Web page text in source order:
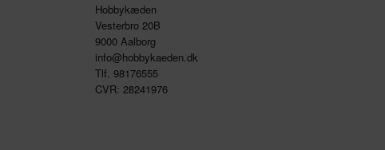
Hobbykæden
Vesterbro 20B
9000 Aalborg
info@hobbykaeden.dk
Tlf. 98176555
CVR: 28241976